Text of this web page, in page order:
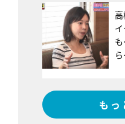
もっ